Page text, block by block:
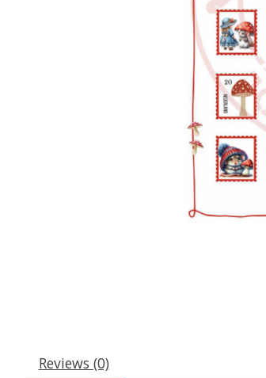
Reviews (0)